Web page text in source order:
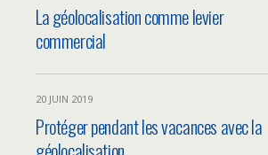
La géolocalisation comme levier
commercial
20 JUIN 2019
Protéger pendant les vacances avec la